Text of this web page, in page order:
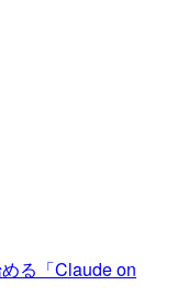
る「Claude on